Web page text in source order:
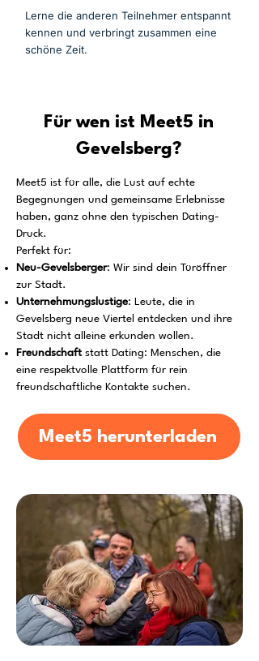
Lerne die anderen Teilnehmer entspannt
kennen und verbringt zusammen eine
schöne Zeit.
Für wen ist Meet5 in
Gevelsberg?
Meet5 ist für alle, die Lust auf echte
Begegnungen und gemeinsame Erlebnisse
haben, ganz ohne den typischen Dating-
Druck.
Perfekt für:
Neu-Gevelsberger: Wir sind dein Türöffner
zur Stadt.
Unternehmungslustige: Leute, die in
Gevelsberg neue Viertel entdecken und ihre
Stadt nicht alleine erkunden wollen.
Freundschaft statt Dating: Menschen, die
eine respektvolle Plattform für rein
freundschaftliche Kontakte suchen.
Meet5 herunterladen